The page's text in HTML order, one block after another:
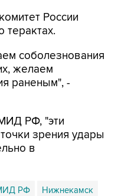
России
терактах.
соболезнования
желаем
раненым", -
РФ, "эти
зрения удары
в
РФ Нижнекамск